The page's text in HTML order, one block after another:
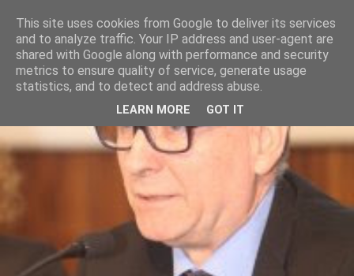
This site uses cookies from Google to deliver its services
and to analyze traffic. Your IP address and user-agent are
shared with Google along with performance and security
metrics to ensure quality of service, generate usage
statistics, and to detect and address abuse.
LEARN MORE GOT IT